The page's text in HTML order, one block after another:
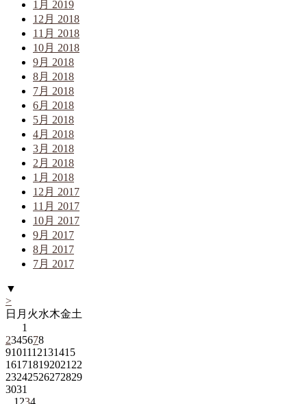
1月 2019
12月 2018
11月 2018
10月 2018
9月 2018
8月 2018
7月 2018
6月 2018
5月 2018
4月 2018
3月 2018
2月 2018
1月 2018
12月 2017
11月 2017
10月 2017
9月 2017
8月 2017
7月 2017
▼
>
日 月 火水木金土
1
2345678
9101112131415
161718192021 22
23242526272829
3031
1 234